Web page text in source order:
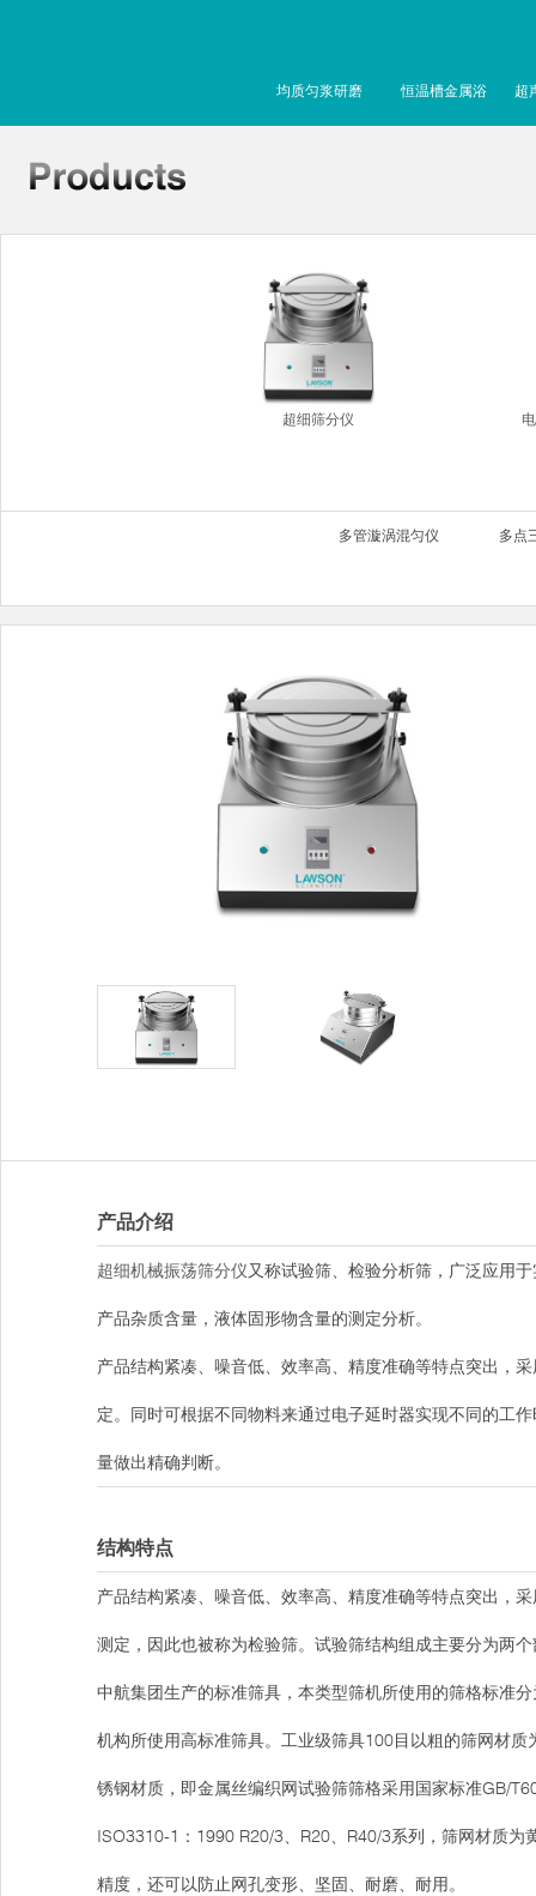
均质匀浆研磨 恒温槽金属浴 超
超细筛分仪
多管漩涡混匀仪 多点
产品介绍
超细机械振荡筛分仪又称试验筛、检验分析筛，广泛应用
产品杂质含量，液体固形物含量的测定分析。
产品结构紧凑、噪音低、效率高、精度准确等特点突出，
定。同时可根据不同物料来通过电子延时器实现不同的工
量做出精确判断。
结构特点
产品结构紧凑、噪音低、效率高、精度准确等特点突出，
测定，因此也被称为检验筛。试验筛结构组成主要分为两
中航集团生产的标准筛具，本类型筛机所使用的筛格标准
机构所使用高标准筛具。工业级筛具100目以粗的筛网材
锈钢材质，即金属丝编织网试验筛筛格采用国家标准GB/
ISO3310-1：1990 R20/3、R20、R40/3系列，筛网材质
精度，还可以防止网孔变形、坚固、耐磨、耐用。